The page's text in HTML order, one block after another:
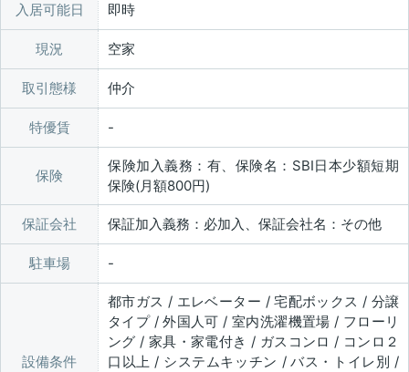
入居可能日 即時
現況 空家
取引態様 仲介
特優賃
保険
保険加入義務：有、保険名：SBI日本少額短期
保険(月額800円)
保証会社 保証加入義務：必加入、保証会社名：その他
駐車場
設備条件
都市ガス / エレベーター / 宅配ボックス / 分譲
タイプ / 外国人可 / 室内洗濯機置場 / フローリ
ング / 家具・家電付き / ガスコンロ / コンロ２
口以上 / システムキッチン / バス・トイレ別 /